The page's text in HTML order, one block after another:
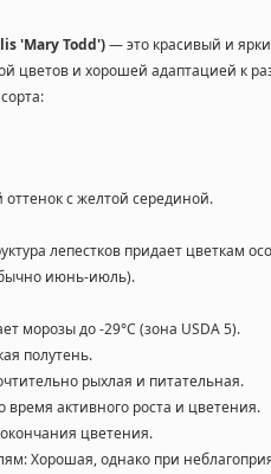
'Mary Todd')— это красивый и
цветов и хорошей адаптацией к
оттенок с желтой серединой.
лепестков придает цветкам
июнь-июль).
морозы до -29°C (зона USDA 5).
полутень.
рыхлая и питательная.
время активного роста и цветения.
цветения.
Хорошая, однако при